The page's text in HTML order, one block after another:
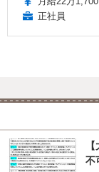
正社員
不